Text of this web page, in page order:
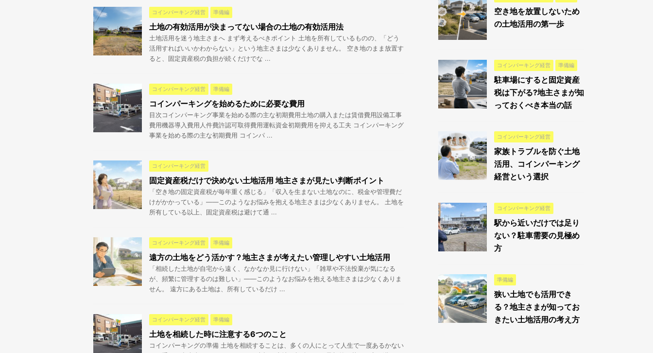
コインパーキング経営 準備編
土地の有効活用が決まってない場合の土地の有効活用法
土地活用を迷う地主さまへ まず考えるべきポイント 土地を所有しているものの、「どう
活用すればいいかわからない」という地主さまは少なくありません。 空き地のまま放置す
ると、固定資産税の負担が続くだけでな ...
コインパーキング経営 準備編
コインパーキングを始めるために必要な費用
目次コインパーキング事業を始める際の主な初期費用土地の購入または賃借費用設備工事
費用機器導入費用人件費許認可取得費用運転資金初期費用を抑える工夫 コインパーキング
事業を始める際の主な初期費用 コインパ ...
コインパーキング経営
固定資産税だけで決めない土地活用 地主さまが見たい判断ポイント
「空き地の固定資産税が毎年重く感じる」「収入を生まない土地なのに、税金や管理費だ
けがかかっている」――このようなお悩みを抱える地主さまは少なくありません。 土地を
所有している以上、固定資産税は避けて通 ...
コインパーキング経営 準備編
遠方の土地をどう活かす？地主さまが考えたい管理しやすい土地活用
「相続した土地が自宅から遠く、なかなか見に行けない」「雑草や不法投棄が気になる
が、頻繁に管理するのは難しい」――このようなお悩みを抱える地主さまは少なくありま
せん。 遠方にある土地は、所有しているだけ ...
コインパーキング経営 準備編
土地を相続した時に注意する6つのこと
コインパーキングの準備 土地を相続することは、多くの人にとって人生で一度あるかない
空き地を放置しないため
の土地活用の第一歩
コインパーキング経営 準備編
駐車場にすると固定資産
税は下がる?地主さまが知
っておくべき本当の話
コインパーキング経営
家族トラブルを防ぐ土地
活用、コインパーキング
経営という選択
コインパーキング経営
駅から近いだけでは足り
ない？駐車需要の見極め
方
準備編
狭い土地でも活用でき
る？地主さまが知ってお
きたい土地活用の考え方